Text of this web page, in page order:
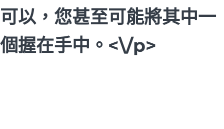
可以，您甚至可能將其中一
個握在手中。<\/p>